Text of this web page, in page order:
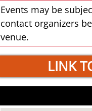
Events may be
contact organizers
venue.
LINK